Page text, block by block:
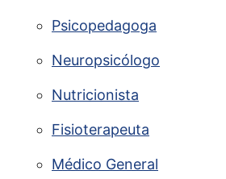
Psicopedagoga
Neuropsicólogo
Nutricionista
Fisioterapeuta
Médico General